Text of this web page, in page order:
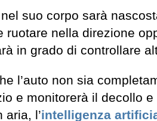
suo corpo sarà
ruotare nella direzione
in grado di controllare
l’auto non sia
e monitorerà il decollo
l’intelligenza